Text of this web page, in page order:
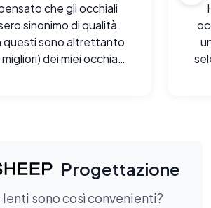
che gli occhiali
sinonimo di qualità
questi sono altrettanto
dei miei occhiali
Progettazione
lenti sono così convenienti?